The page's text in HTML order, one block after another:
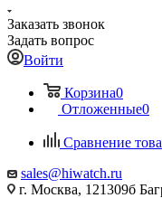
Заказать звонок
Задать вопрос
Войти
Корзина0
Отложенные0
Сравнение
sales@hiwatch.ru
г. Москва, 121309б